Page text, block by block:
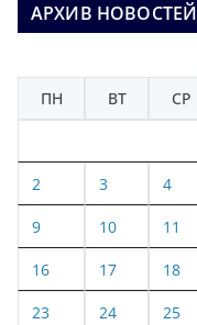
АРХИВ НОВОСТЕЙ
ПН
ВТ СР
2 3 4
9 10 11
16 17 18
23 24 25